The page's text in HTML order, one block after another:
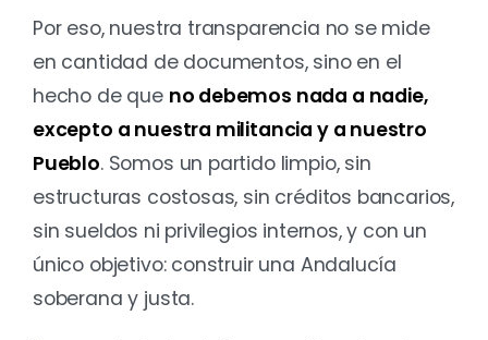
Por eso, nuestra transparencia no se mide
en cantidad de documentos, sino en el
hecho de que no debemos nada a nadie,
excepto a nuestra militancia y a nuestro
Pueblo. Somos un partido limpio, sin
estructuras costosas, sin créditos bancarios,
sin sueldos ni privilegios internos, y con un
único objetivo: construir una Andalucía
soberana y justa.